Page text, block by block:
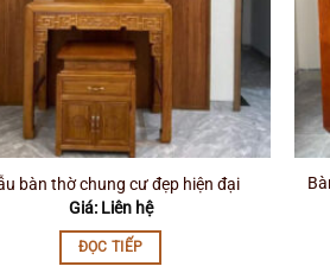
bàn thờ chung cư đẹp hiện đại
Giá: Liên hệ
ĐỌC TIẾP